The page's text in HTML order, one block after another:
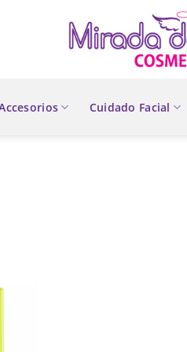
Cuidado Facial